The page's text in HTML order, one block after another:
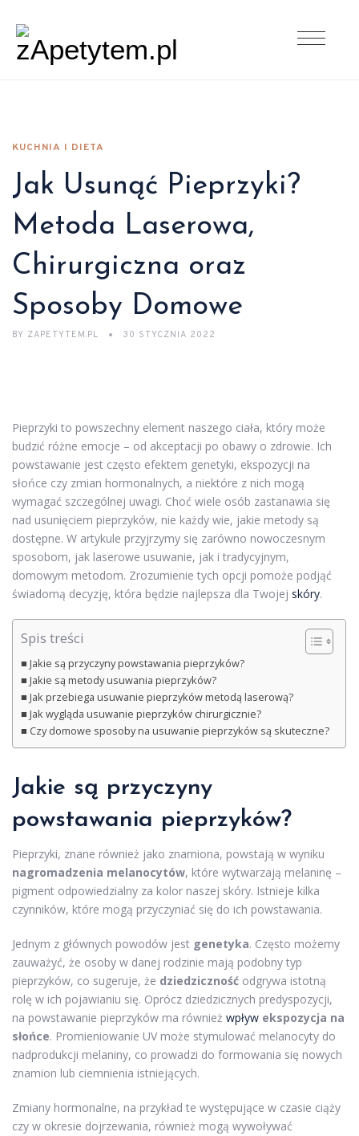
KUCHNIA I DIETA
Jak Usunąć Pieprzyki?
Metoda Laserowa,
Chirurgiczna oraz
Sposoby Domowe
BY ZAPETYTEM.PL 30 STYCZNIA 2022
Pieprzyki to powszechny element naszego ciała, który może
budzić różne emocje – od akceptacji po obawy o zdrowie. Ich
powstawanie jest często efektem genetyki, ekspozycji na
słońce czy zmian hormonalnych, a niektóre z nich mogą
wymagać szczególnej uwagi. Choć wiele osób zastanawia się
nad usunięciem pieprzyków, nie każdy wie, jakie metody są
dostępne. W artykule przyjrzymy się zarówno nowoczesnym
sposobom, jak laserowe usuwanie, jak i tradycyjnym,
domowym metodom. Zrozumienie tych opcji pomoże podjąć
świadomą decyzję, która będzie najlepsza dla Twojej skóry.
Spis treści
Jakie są przyczyny powstawania pieprzyków?
Jakie są metody usuwania pieprzyków?
Jak przebiega usuwanie pieprzyków metodą laserową?
Jak wygląda usuwanie pieprzyków chirurgicznie?
Czy domowe sposoby na usuwanie pieprzyków są skuteczne?
Jakie są przyczyny
powstawania pieprzyków?
Pieprzyki, znane również jako znamiona, powstają w wyniku
nagromadzenia melanocytów, które wytwarzają melaninę –
pigment odpowiedzialny za kolor naszej skóry. Istnieje kilka
czynników, które mogą przyczyniać się do ich powstawania.
Jednym z głównych powodów jest genetyka. Często możemy
zauważyć, że osoby w danej rodzinie mają podobny typ
pieprzyków, co sugeruje, że dziedziczność odgrywa istotną
rolę w ich pojawianiu się. Oprócz dziedzicznych predyspozycji,
na powstawanie pieprzyków ma również wpływ ekspozycja na
słońce. Promieniowanie UV może stymulować melanocyty do
nadprodukcji melaniny, co prowadzi do formowania się nowych
znamion lub ciemnienia istniejących.
Zmiany hormonalne, na przykład te występujące w czasie ciąży
czy w okresie dojrzewania, również mogą wywoływać